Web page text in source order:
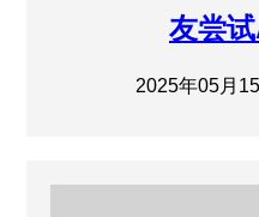
友尝试
2025年05月